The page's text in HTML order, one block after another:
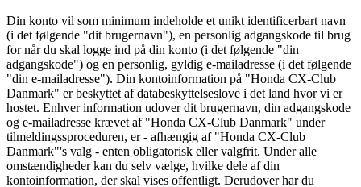
Din konto vil som minimum indeholde et unikt identificerbart navn
(i det følgende "dit brugernavn"), en personlig adgangskode til brug
for når du skal logge ind på din konto (i det følgende "din
adgangskode") og en personlig, gyldig e-mailadresse (i det følgende
"din e-mailadresse"). Din kontoinformation på "Honda CX-Club
Danmark" er beskyttet af databeskyttelseslove i det land hvor vi er
hostet. Enhver information udover dit brugernavn, din adgangskode
og e-mailadresse krævet af "Honda CX-Club Danmark" under
tilmeldingssproceduren, er - afhængig af "Honda CX-Club
Danmark"'s valg - enten obligatorisk eller valgfrit. Under alle
omstændigheder kan du selv vælge, hvilke dele af din
kontoinformation, der skal vises offentligt. Derudover har du